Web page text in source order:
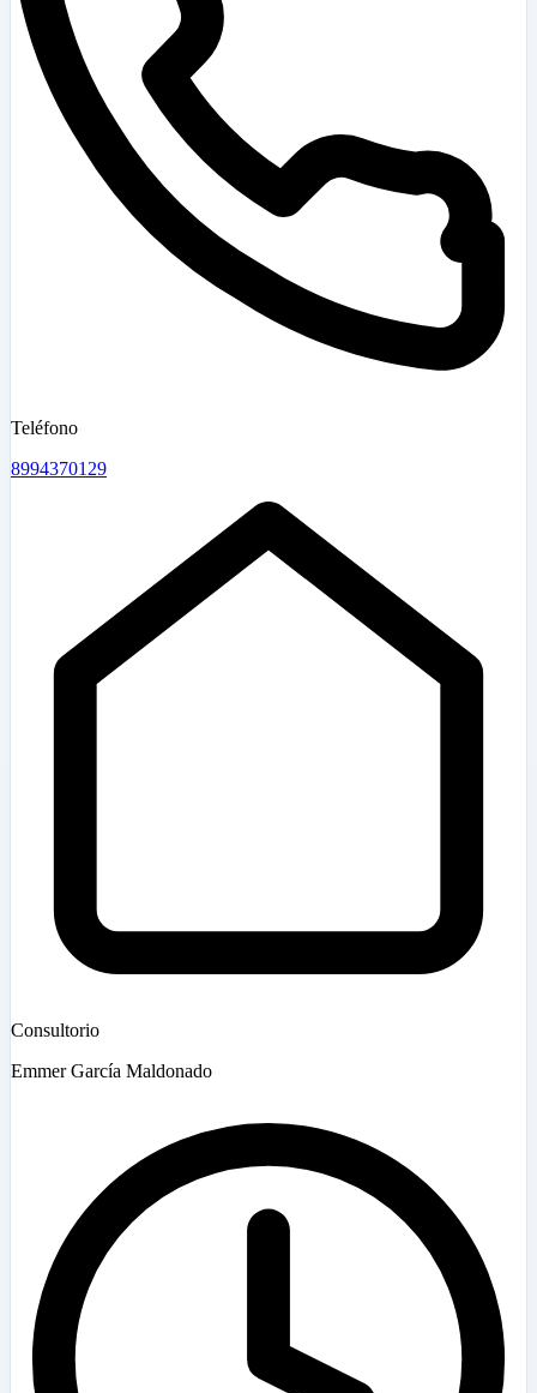
Teléfono
8994370129
Consultorio
Emmer García Maldonado